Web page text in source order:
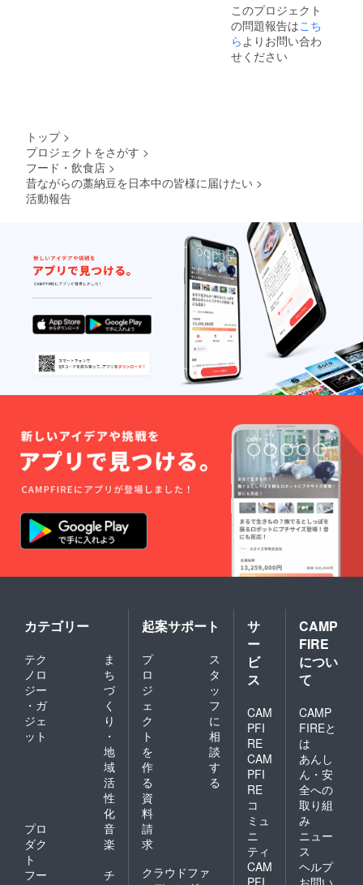
このプロジェクト
の問題報告はこち
ら よりお問い合わ
せください
トップ >
プロジェクトをさがす >
フード・飲食店 >
昔ながらの藁納豆を日本中の皆様に届けたい >
活動報告
カテゴリー
テク
ノロ
ジー
・ガ
ジェ
ット
ま
ち
づ
く
り
・
地
域
活
性
化
プロ
ダク
ト
音
楽
フー
チ
起案サポート
プ
ロ
ジ
ェ
ク
ト
を
作
る
ス
タ
ッ
フ
に
相
談
す
る
資
料
請
求
クラウドファ
サ
ー
ビ
ス
CAM
PFI
RE
CAM
PFI
RE
コ
ミュ
ニ
ティ
CAM
PFI
CAMP
FIRE
につい
て
CAMP
FIREと
は
あんし
ん・安
全への
取り組
み
ニュー
ス
ヘルプ
お問い